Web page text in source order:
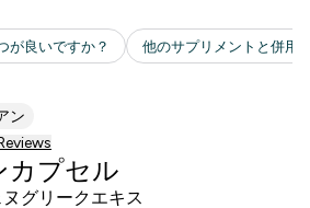
ン
件の口コミ
カプセル
グリークエキス